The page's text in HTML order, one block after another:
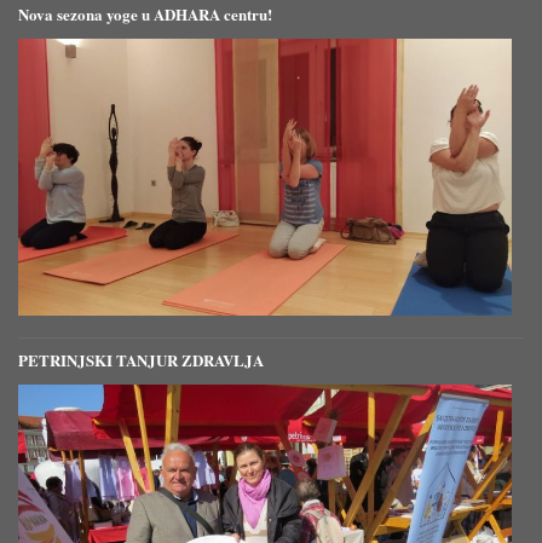
Nova sezona yoge u ADHARA centru!
PETRINJSKI TANJUR ZDRAVLJA